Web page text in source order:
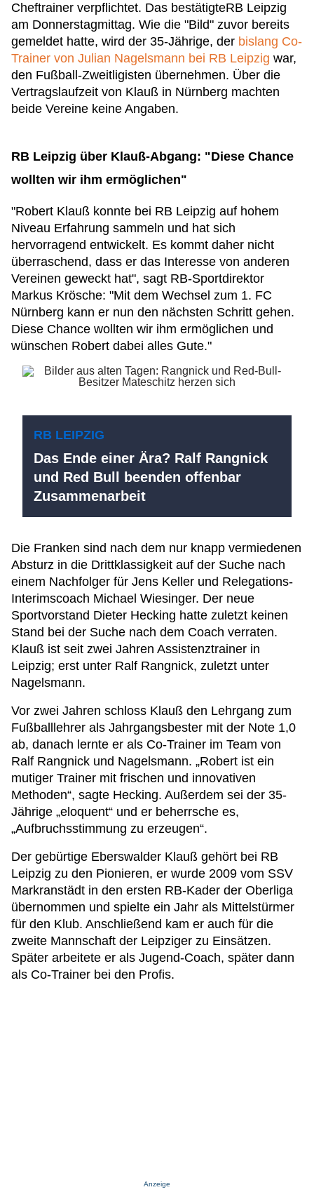
Cheftrainer verpflichtet. Das bestätigteRB Leipzig
am Donnerstagmittag. Wie die "Bild" zuvor bereits
gemeldet hatte, wird der 35-Jährige, der bislang Co-
Trainer von Julian Nagelsmann bei RB Leipzig war,
den Fußball-Zweitligisten übernehmen. Über die
Vertragslaufzeit von Klauß in Nürnberg machten
beide Vereine keine Angaben.
RB Leipzig über Klauß-Abgang: "Diese Chance
wollten wir ihm ermöglichen"
"Robert Klauß konnte bei RB Leipzig auf hohem
Niveau Erfahrung sammeln und hat sich
hervorragend entwickelt. Es kommt daher nicht
überraschend, dass er das Interesse von anderen
Vereinen geweckt hat", sagt RB-Sportdirektor
Markus Krösche: "Mit dem Wechsel zum 1. FC
Nürnberg kann er nun den nächsten Schritt gehen.
Diese Chance wollten wir ihm ermöglichen und
wünschen Robert dabei alles Gute."
RB LEIPZIG
Das Ende einer Ära? Ralf Rangnick
und Red Bull beenden offenbar
Zusammenarbeit
Die Franken sind nach dem nur knapp vermiedenen
Absturz in die Drittklassigkeit auf der Suche nach
einem Nachfolger für Jens Keller und Relegations-
Interimscoach Michael Wiesinger. Der neue
Sportvorstand Dieter Hecking hatte zuletzt keinen
Stand bei der Suche nach dem Coach verraten.
Klauß ist seit zwei Jahren Assistenztrainer in
Leipzig; erst unter Ralf Rangnick, zuletzt unter
Nagelsmann.
Vor zwei Jahren schloss Klauß den Lehrgang zum
Fußballlehrer als Jahrgangsbester mit der Note 1,0
ab, danach lernte er als Co-Trainer im Team von
Ralf Rangnick und Nagelsmann. „Robert ist ein
mutiger Trainer mit frischen und innovativen
Methoden“, sagte Hecking. Außerdem sei der 35-
Jährige „eloquent“ und er beherrsche es,
„Aufbruchsstimmung zu erzeugen“.
Der gebürtige Eberswalder Klauß gehört bei RB
Leipzig zu den Pionieren, er wurde 2009 vom SSV
Markranstädt in den ersten RB-Kader der Oberliga
übernommen und spielte ein Jahr als Mittelstürmer
für den Klub. Anschließend kam er auch für die
zweite Mannschaft der Leipziger zu Einsätzen.
Später arbeitete er als Jugend-Coach, später dann
als Co-Trainer bei den Profis.
Anzeige